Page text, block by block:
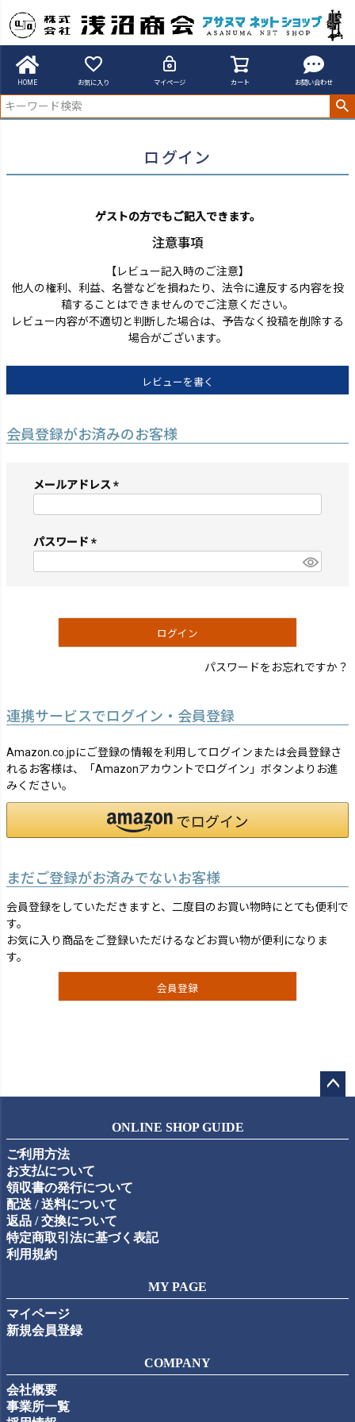
HOME お気に入り マイページ カート お問い合わせ
アサヌマネットショップ
ログイン
ゲストの方でもご記入できます。
注意事項
【レビュー記入時のご注意】
他人の権利、利益、名誉などを損ねたり、法令に違反する内容を投
稿することはできませんのでご注意ください。
レビュー内容が不適切と判断した場合は、予告なく投稿を削除する
場合がございます。
レビューを書く
会員登録がお済みのお客様
メールアドレス
須)
パスワード
須)
ログイン
パスワードをお忘れですか？
連携サービスでログイン・会員登録
Amazon.co.jpにご登録の情報を利用してログインまたは会員登録さ
れるお客様は、「Amazonアカウントでログイン」ボタンよりお進
みください。
まだご登録がお済みでないお客様
会員登録をしていただきますと、二度目のお買い物時にとても便利で
す。
お気に入り商品をご登録いただけるなどお買い物が便利になりま
す。
会員登録
ップ
ONLINE SHOP GUIDE
ご利用方法
お支払について
領収書の発行について
配送 / 送料について
返品 / 交換について
特定商取引法に基づく表記
利用規約
MY PAGE
マイページ
新規会員登録
COMPANY
会社概要
事業所一覧